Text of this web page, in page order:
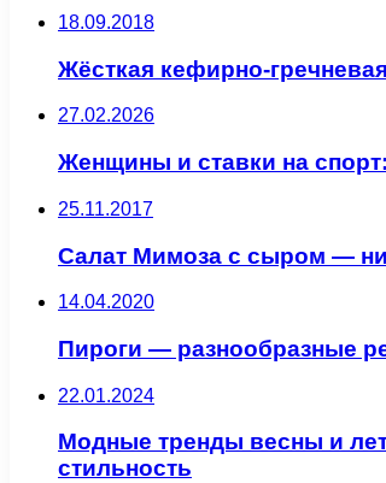
18.09.2018
Жёсткая кефирно-
27.02.2026
Женщины и ставки на
25.11.2017
Салат Мимоза с сыром —
14.04.2020
Пироги — разнообразные
22.01.2024
Модные тренды весны и
стильность